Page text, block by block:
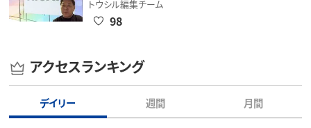
トウシル編集チーム
98
アクセスランキング
デイリー 週間 月間